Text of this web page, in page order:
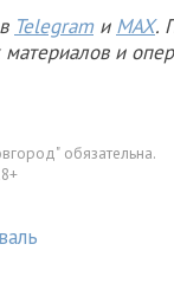
Telegram и MAX.
и
обязательна.